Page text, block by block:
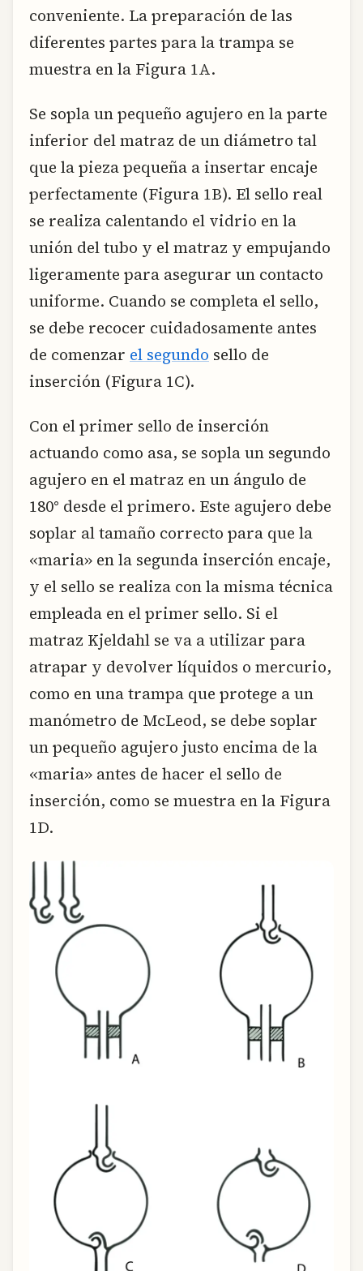
conveniente. La preparación de las
diferentes partes para la trampa se
muestra en la Figura 1A.
Se sopla un pequeño agujero en la parte
inferior del matraz de un diámetro tal
que la pieza pequeña a insertar encaje
perfectamente (Figura 1B). El sello real
se realiza calentando el vidrio en la
unión del tubo y el matraz y empujando
ligeramente para asegurar un contacto
uniforme. Cuando se completa el sello,
se debe recocer cuidadosamente antes
de comenzar el segundo sello de
inserción (Figura 1C).
Con el primer sello de inserción
actuando como asa, se sopla un segundo
agujero en el matraz en un ángulo de
180° desde el primero. Este agujero debe
soplar al tamaño correcto para que la
«maria» en la segunda inserción encaje,
y el sello se realiza con la misma técnica
empleada en el primer sello. Si el
matraz Kjeldahl se va a utilizar para
atrapar y devolver líquidos o mercurio,
como en una trampa que protege a un
manómetro de McLeod, se debe soplar
un pequeño agujero justo encima de la
«maria» antes de hacer el sello de
inserción, como se muestra en la Figura
1D.